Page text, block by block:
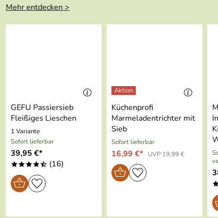
4
3
bekommen habe.
Kaufdatum: 04.07.2024
Bewertungsdatum: 16.07.2024
Gerd
*****
Verifizierte Bewertung
Schnelle Lieferung, schön das man solche Sachen
nachkaufen kann.
Mehr entdecken >
GEFU Passiersieb
Fleißiges Lieschen
1 Variante
Sofort lieferbar
39,95 €*
****/ (16)
Küchenprofi
Marmeladentrichter mit
Sieb
Sofort lieferbar
16,99 €* UVP 19,99 €